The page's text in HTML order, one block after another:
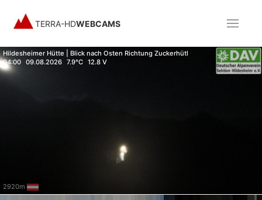
TERRA-HDWEBCAMS
Hildesheimer Hütte | Blick nach Osten Richtung Zuckerhütl
04:00 09.08.2026 7.9°C 12.8 V
2920m